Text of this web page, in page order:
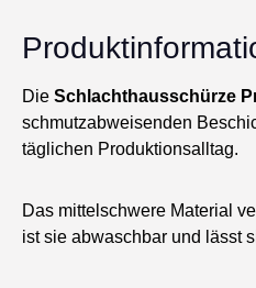
Die Schlachthausschürze
schmutzabweisenden
täglichen Produktionsalltag.
Das mittelschwere Material
ist sie abwaschbar und lässt